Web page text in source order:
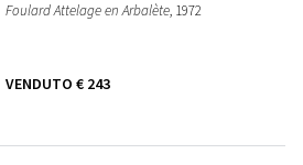
Foulard Attelage en Arbalète, 1972
VENDUTO € 243